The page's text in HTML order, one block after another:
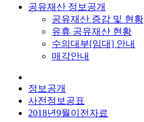
공유재산 정보공개
공유재산 증감 및 현황
유휴 공유재산 현황
수의대부[임대] 안내
매각안내
정보공개
사전정보공표
2018년9월이전자료